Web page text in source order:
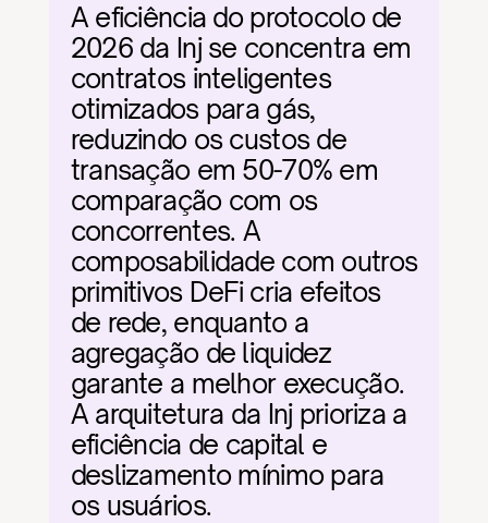
A eficiência do protocolo de
2026 da Inj se concentra em
contratos inteligentes
otimizados para gás,
reduzindo os custos de
transação em 50-70% em
comparação com os
concorrentes. A
composabilidade com outros
primitivos DeFi cria efeitos
de rede, enquanto a
agregação de liquidez
garante a melhor execução.
A arquitetura da Inj prioriza a
eficiência de capital e
deslizamento mínimo para
os usuários.